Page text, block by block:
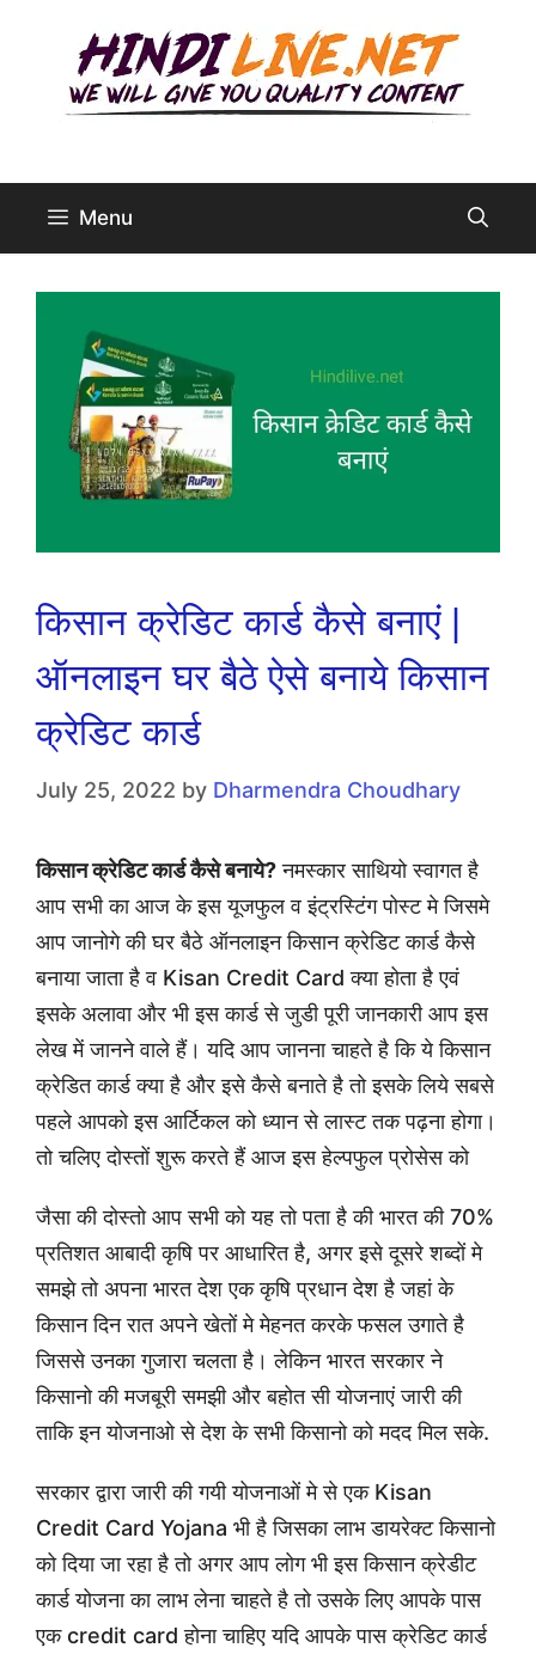
content
Menu
किसान क्रेडिट कार्ड कैसे बनाएं |
ऑनलाइन घर बैठे ऐसे बनाये किसान
क्रेडिट कार्ड
July 25, 2022 by Dharmendra Choudhary
किसान क्रेडिट कार्ड कैसे बनाये?नमस्कार साथियो स्वागत है
आप सभी का आज के इस यूजफुल व इंट्रस्टिंग पोस्ट मे जिसमे
आप जानोगे की घर बैठे ऑनलाइन किसान क्रेडिट कार्ड कैसे
बनाया जाता है व Kisan Credit Card क्या होता है एवं
इसके अलावा और भी इस कार्ड से जुडी पूरी जानकारी आप इस
लेख में जानने वाले हैं। यदि आप जानना चाहते है कि ये किसान
क्रेडित कार्ड क्या है और इसे कैसे बनाते है तो इसके लिये सबसे
पहले आपको इस आर्टिकल को ध्यान से लास्ट तक पढ़ना होगा।
तो चलिए दोस्तों शुरू करते हैं आज इस हेल्पफुल प्रोसेस को
जैसा की दोस्तो आप सभी को यह तो पता है की भारत की 70%
प्रतिशत आबादी कृषि पर आधारित है, अगर इसे दूसरे शब्दों मे
समझे तो अपना भारत देश एक कृषि प्रधान देश है जहां के
किसान दिन रात अपने खेतों मे मेहनत करके फसल उगाते है
जिससे उनका गुजारा चलता है। लेकिन भारत सरकार ने
किसानो की मजबूरी समझी और बहोत सी योजनाएं जारी की
ताकि इन योजनाओ से देश के सभी किसानो को मदद मिल सके.
सरकार द्वारा जारी की गयी योजनाओं मे से एक Kisan
Credit Card Yojana भी है जिसका लाभ डायरेक्ट किसानो
को दिया जा रहा है तो अगर आप लोग भी इस किसान क्रेडीट
कार्ड योजना का लाभ लेना चाहते है तो उसके लिए आपके पास
एक credit card होना चाहिए यदि आपके पास क्रेडिट कार्ड